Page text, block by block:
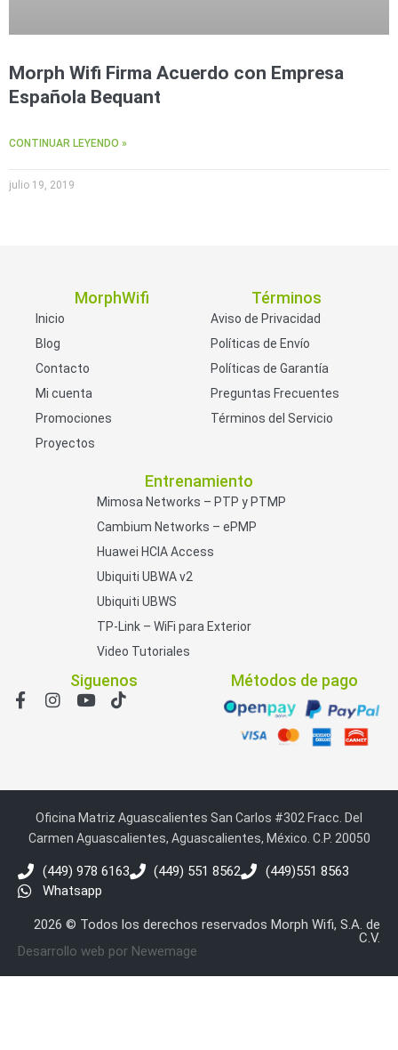
Morph Wifi Firma Acuerdo con Empresa
Española Bequant
CONTINUAR LEYENDO »
julio 19, 2019
MorphWifi
Inicio
Blog
Contacto
Mi cuenta
Promociones
Proyectos
Términos
Aviso de Privacidad
Políticas de Envío
Políticas de Garantía
Preguntas Frecuentes
Términos del Servicio
Entrenamiento
Mimosa Networks – PTP y PTMP
Cambium Networks – ePMP
Huawei HCIA Access
Ubiquiti UBWA v2
Ubiquiti UBWS
TP-Link – WiFi para Exterior
Video Tutoriales
Siguenos Métodos de pago
Oficina Matriz Aguascalientes San Carlos #302 Fracc. Del
Carmen Aguascalientes, Aguascalientes, México. C.P. 20050
(449) 978 6163 (449) 551 8562
(449)551 8563
Whatsapp
2026 © Todos los derechos reservados Morph Wifi, S.A. de
C.V.
Desarrollo web por Newemage